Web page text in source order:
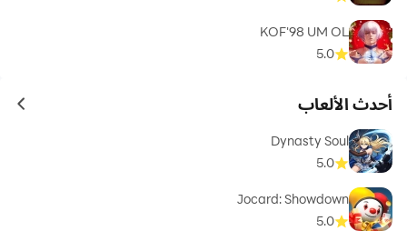
KOF'98 UM OL
5.0
أحدث الألعاب
Dynasty Soul
5.0
Jocard: Showdown
5.0